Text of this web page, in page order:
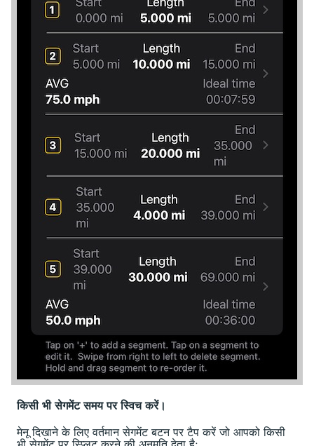
किसी भी सेगमेंट समय पर स्विच करें।
मेनू दिखाने के लिए वर्तमान सेगमेंट बटन पर टैप करें जो आपको किसी